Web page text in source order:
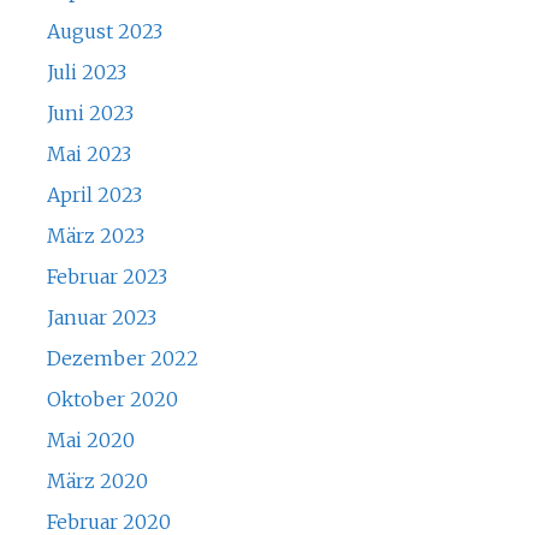
August 2023
Juli 2023
Juni 2023
Mai 2023
April 2023
März 2023
Februar 2023
Januar 2023
Dezember 2022
Oktober 2020
Mai 2020
März 2020
Februar 2020